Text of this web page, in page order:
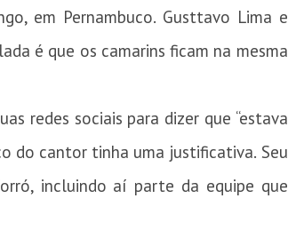
em Pernambuco. Gusttavo Lima e
é que os camarins ficam na mesma
redes sociais para dizer que “estava
do cantor tinha uma justificativa. Seu
incluindo aí parte da equipe que